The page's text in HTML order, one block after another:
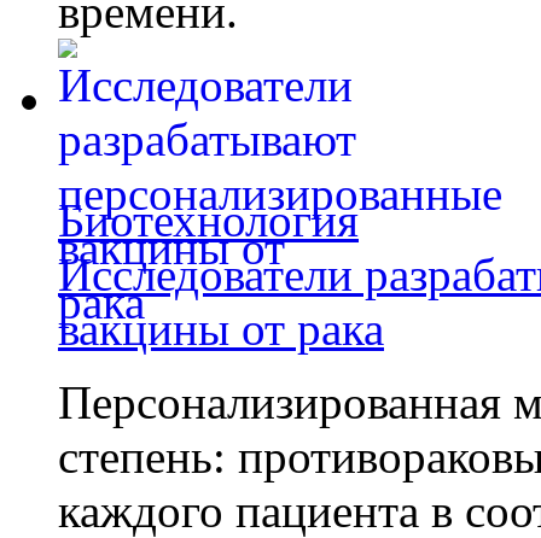
времени.
Биотехнология
Исследователи
вакцины от рака
Персонализированная
степень:
каждого пациента в